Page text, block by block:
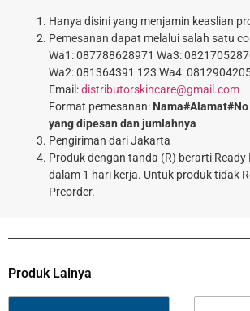
Hanya disini yang menjamin keaslian
Pemesanan dapat melalui salah satu
Wa1: 087788628971 Wa3:
Wa2: 081364391 123 Wa4:
Email:distributorskincare@gmail.com
Format pemesanan:
yang dipesan dan jumlahnya
Pengiriman dari Jakarta
Produk dengan tanda (R) berarti
dalam 1 hari kerja. Untuk produk tidak
Preorder.
Produk Lainya